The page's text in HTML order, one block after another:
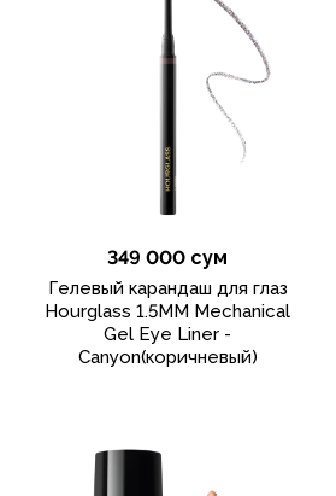
349 000 сум
Гелевый карандаш для глаз
Hourglass 1.5MM Mechanical
Gel Eye Liner -
Canyon(коричневый)